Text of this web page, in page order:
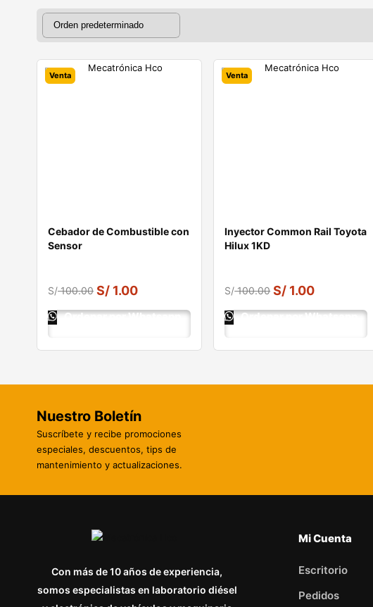
Venta
Cebador de Combustible con
Sensor
S/100.00 S/ 1.00
Ordenar por Whatsapp
Venta
Inyector Common Rail Toyota
Hilux 1KD
S/100.00 S/ 1.00
Ordenar por Whatsapp
Nuestro Boletín
Suscríbete y recibe promociones
especiales, descuentos, tips de
mantenimiento y actualizaciones.
Con más de 10 años de experiencia,
somos especialistas en laboratorio diésel
Mi Cuenta
Escritorio
Pedidos